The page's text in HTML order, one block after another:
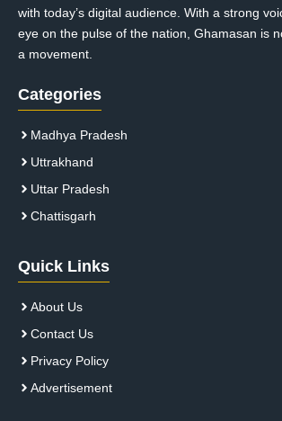
with today’s digital audience. With a strong
eye on the pulse of the nation, Ghamasan is
a movement.
Categories
Madhya Pradesh
Uttrakhand
Uttar Pradesh
Chattisgarh
Quick Links
About Us
Contact Us
Privacy Policy
Advertisement